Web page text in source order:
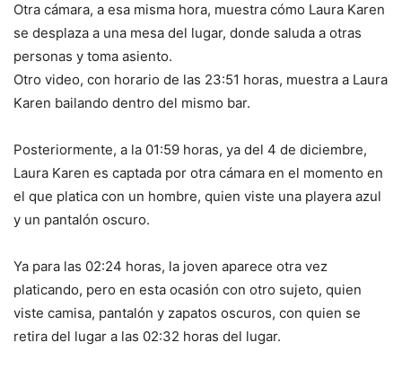
Otra cámara, a esa misma hora, muestra cómo Laura Karen
se desplaza a una mesa del lugar, donde saluda a otras
personas y toma asiento.
Otro video, con horario de las 23:51 horas, muestra a Laura
Karen bailando dentro del mismo bar.
Posteriormente, a la 01:59 horas, ya del 4 de diciembre,
Laura Karen es captada por otra cámara en el momento en
el que platica con un hombre, quien viste una playera azul
y un pantalón oscuro.
Ya para las 02:24 horas, la joven aparece otra vez
platicando, pero en esta ocasión con otro sujeto, quien
viste camisa, pantalón y zapatos oscuros, con quien se
retira del lugar a las 02:32 horas del lugar.